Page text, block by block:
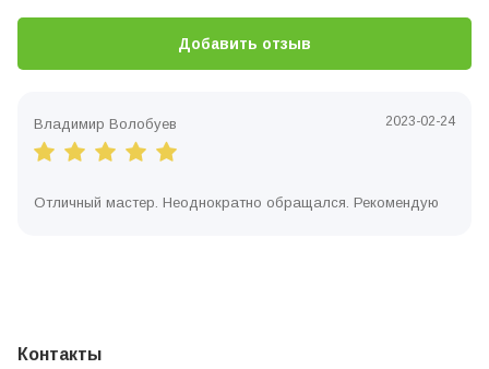
Добавить отзыв
Владимир Волобуев 2023-02-24
Отличный мастер. Неоднократно обращался. Рекомендую
Контакты